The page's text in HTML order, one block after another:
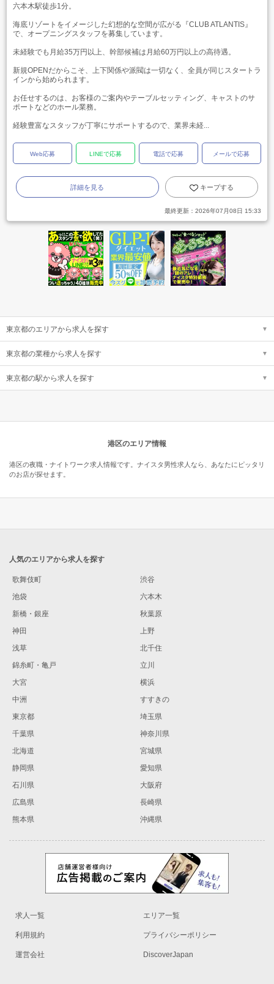
六本木駅徒歩1分。
海底リゾートをイメージした幻想的な空間が広がる『CLUB ATLANTIS』
で、オープニングスタッフを募集しています。
未経験でも月給35万円以上、幹部候補は月給60万円以上の高待遇。
新規OPENだからこそ、上下関係や派閥は一切なく、全員が同じスタートラ
インから始められます。
お任せするのは、お客様のご案内やテーブルセッティング、キャストのサ
ポートなどのホール業務。
経験豊富なスタッフが丁寧にサポートするので、業界未経...
Web応募 LINEで応募 電話で応募 メールで応募
詳細を見る キープする
最終更新： 2026年07月08日 15:33
東京都のエリアから求人を探す
東京都の業種から求人を探す
東京都の駅から求人を探す
港区のエリア情報
港区の夜職・ナイトワーク求人情報です。ナイスタ男性求人なら、あなたにピッタリ
のお店が探せます。
人気のエリアから求人を探す
歌舞伎町
渋谷
池袋
六本木
新橋・銀座
秋葉原
神田
上野
浅草
北千住
錦糸町・亀戸
立川
大宮
横浜
中洲
すすきの
東京都
埼玉県
千葉県
神奈川県
北海道
宮城県
静岡県
愛知県
石川県
大阪府
広島県
長崎県
熊本県
沖縄県
求人一覧 エリア一覧
利用規約 プライバシーポリシー
運営会社 DiscoverJapan